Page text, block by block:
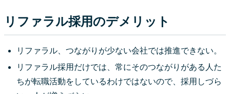
リファラル採用のデメリット
リファラル、つながりが少ない会社では推進できない。
リファラル採用だけでは、常にそのつながりがある人た
ちが転職活動をしているわけではないので、採用しづら